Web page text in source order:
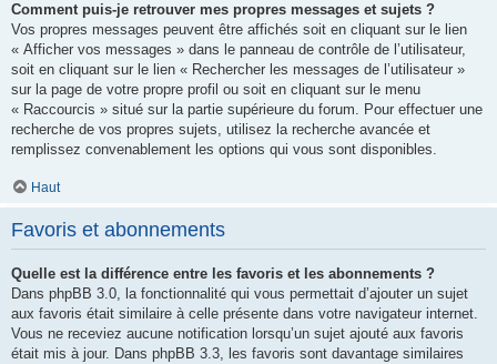
Comment puis-je retrouver mes propres messages et sujets ?
Vos propres messages peuvent être affichés soit en cliquant sur le lien
« Afficher vos messages » dans le panneau de contrôle de l’utilisateur,
soit en cliquant sur le lien « Rechercher les messages de l’utilisateur »
sur la page de votre propre profil ou soit en cliquant sur le menu
« Raccourcis » situé sur la partie supérieure du forum. Pour effectuer une
recherche de vos propres sujets, utilisez la recherche avancée et
remplissez convenablement les options qui vous sont disponibles.
Haut
Favoris et abonnements
Quelle est la différence entre les favoris et les abonnements ?
Dans phpBB 3.0, la fonctionnalité qui vous permettait d’ajouter un sujet
aux favoris était similaire à celle présente dans votre navigateur internet.
Vous ne receviez aucune notification lorsqu’un sujet ajouté aux favoris
était mis à jour. Dans phpBB 3.3, les favoris sont davantage similaires